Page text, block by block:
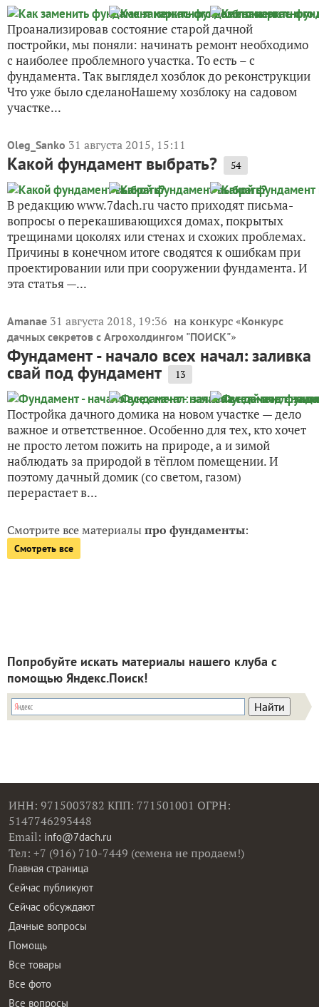
Проанализировав состояние старой дачной
постройки, мы поняли: начинать ремонт необходимо
с наиболее проблемного участка. То есть – с
фундамента. Так выглядел хозблок до реконструкции
Что уже было сделаноНашему хозблоку на садовом
участке...
Oleg_Sanko 31 августа 2015, 15:11
Какой фундамент выбрать? 54
В редакцию www.7dach.ru часто приходят письма-
вопросы о перекашивающихся домах, покрытых
трещинами цоколях или стенах и схожих проблемах.
Причины в конечном итоге сводятся к ошибкам при
проектировании или при сооружении фундамента. И
эта статья —...
Amanae 31 августа 2018, 19:36 на конкурс «Конкурс
дачных секретов с Агрохолдингом "ПОИСК"»
Фундамент - начало всех начал: заливка
свай под фундамент 13
Постройка дачного домика на новом участке — дело
важное и ответственное. Особенно для тех, кто хочет
не просто летом пожить на природе, а и зимой
наблюдать за природой в тёплом помещении. И
поэтому дачный домик (со светом, газом)
перерастает в...
Смотрите все материалыпро фундаменты:
Смотреть все
Попробуйте искать материалы нашего клуба с
помощью Яндекс.Поиск!
ИНН: 9715003782 КПП: 771501001 ОГРН:
5147746293448
Email: info@7dach.ru
Тел: +7 (916) 710-7449 (семена не продаем!)
Главная страница
Сейчас публикуют
Сейчас обсуждают
Дачные вопросы
Помощь
Все товары
Все фото
Все вопросы